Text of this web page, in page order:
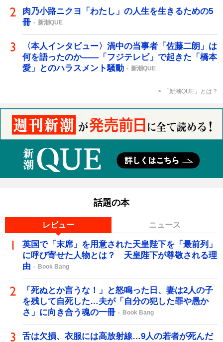
肉乃小路ニクヨ「わたし」の人生を生きるための5
冊
新潮QUE
〈本人インタビュー〉渦中の当事者「佐藤二朗」は
何を語ったのか――「フジテレビ」で起きた「橋本
愛」とのハラスメント騒動
新潮QUE
「新潮QUE」とは？
話題の本
レビュー ニュース
英国で「末席」を用意された天皇陛下を「最前列」
に呼び寄せた人物とは？ 天皇陛下が尊敬される理
由
Book Bang
「死ぬとか言うな！」と怒鳴った日、妻は2人の子
を残して自死した…夫が「自分の犯した罪や愚か
さ」に向き合う魂の一冊
Book Bang
舌は欠損、衣服には高放射線…9人の若者が死んだ